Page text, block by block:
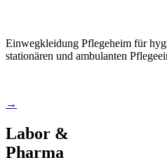
Einwegkleidung Pflegeheim für
stationären und ambulanten
→
Labor &
Pharma